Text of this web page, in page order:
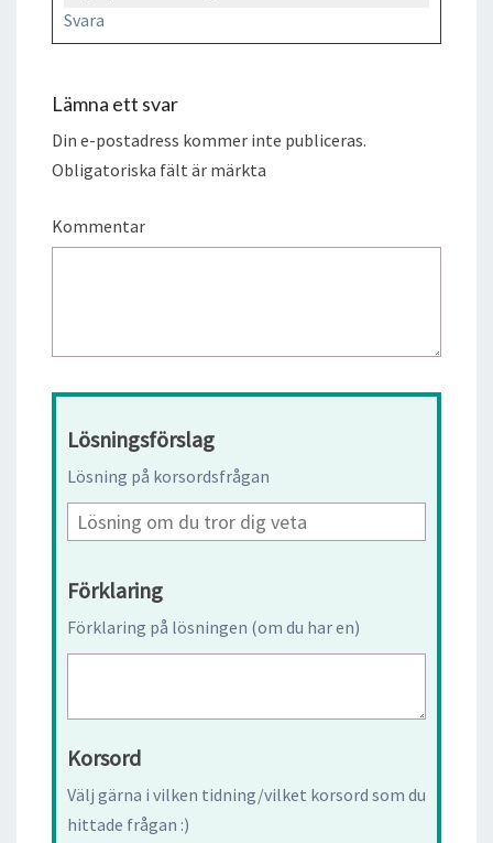
Svara
Lämna ett svar
Din e-postadress kommer inte publiceras.
Obligatoriska fält är märkta
Kommentar
Lösningsförslag
Lösning på korsordsfrågan
Förklaring
Förklaring på lösningen (om du har en)
Korsord
Välj gärna i vilken tidning/vilket korsord som du
hittade frågan :)